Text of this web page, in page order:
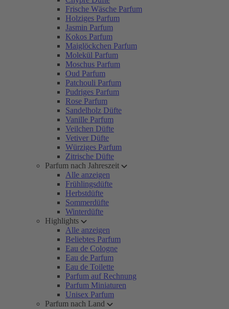
Frische Wäsche Parfum
Holziges Parfum
Jasmin Parfum
Kokos Parfum
Maiglöckchen Parfum
Molekül Parfum
Moschus Parfum
Oud Parfum
Patchouli Parfum
Pudriges Parfum
Rose Parfum
Sandelholz Düfte
Vanille Parfum
Veilchen Düfte
Vetiver Düfte
Würziges Parfum
Zitrische Düfte
Parfum nach Jahreszeit
Alle anzeigen
Frühlingsdüfte
Herbstdüfte
Sommerdüfte
Winterdüfte
Highlights
Alle anzeigen
Beliebtes Parfum
Eau de Cologne
Eau de Parfum
Eau de Toilette
Parfum auf Rechnung
Parfum Miniaturen
Unisex Parfum
Parfum nach Land